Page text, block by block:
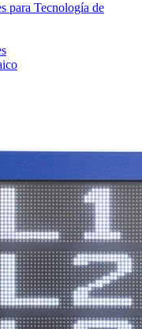
para Tecnología de